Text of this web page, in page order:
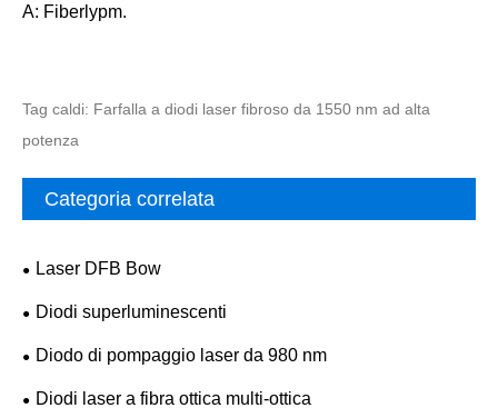
A: Fiberlypm.
Tag caldi: Farfalla a diodi laser fibroso da 1550 nm ad alta
potenza
Categoria correlata
Laser DFB Bow
Diodi superluminescenti
Diodo di pompaggio laser da 980 nm
Diodi laser a fibra ottica multi-ottica